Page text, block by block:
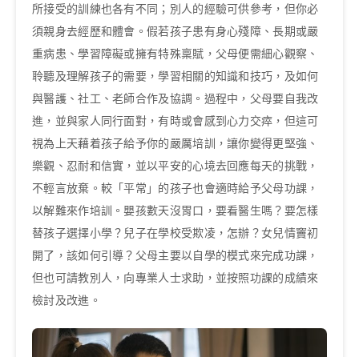
所接受的訓練也各有不同；別人的經驗可供參考，但你必
須親身去經歷和體會。假若孩子患有身心殘障、長期或嚴
重病患、學習障礙或擁有特殊稟賦，父母便需細心觀察、
聆聽及理解孩子的需要，學習相關的知識和技巧，及如何
與醫護、社工、老師合作及協調。過程中，父母要自我改
進，並與家人同行面對，有時或會感到心力交瘁，但這可
視為上天藉着孩子給予你的嚴厲培訓，讓你變得更堅強、
樂觀、忍耐和信實，並以平安的心境去回應每天的挑戰，
不輕言放棄。較「平常」的孩子也會適時給予父母功課，
以解難來作培訓。嬰孩數天沒胃口，要看醫生嗎？要怎樣
替孩子選擇小學？兒子在學校受欺凌，怎辦？女兒情竇初
開了，該如何引導？父母主要以自學的模式來完成功課，
但也可請教別人，向專業人士求助，並按照功課的成績來
檢討及改進。